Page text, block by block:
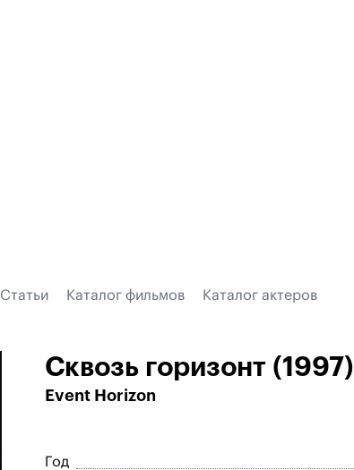
Статьи Каталог фильмов Каталог актеров
Сквозь горизонт (1997)
Event Horizon
Год